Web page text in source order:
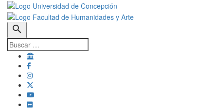
search